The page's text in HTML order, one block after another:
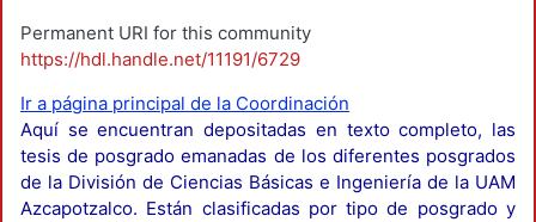
Permanent URI for this community
https://hdl.handle.net/11191/6729
Ir a página principal de la Coordinación
Aquí se encuentran depositadas en texto completo, las
tesis de posgrado emanadas de los diferentes posgrados
de la División de Ciencias Básicas e Ingeniería de la UAM
Azcapotzalco. Están clasificadas por tipo de posgrado y